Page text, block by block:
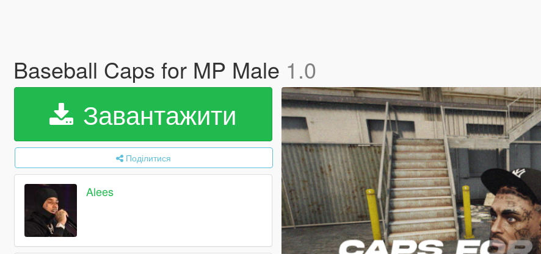
Baseball Caps for MP Male 1.0
Завантажити
Поділитися
Alees